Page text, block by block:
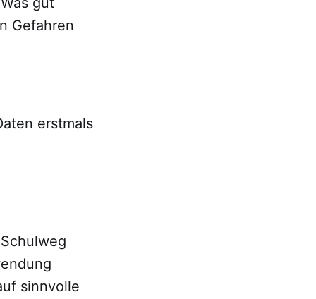
Gefahren
erstmals
sinnvolle